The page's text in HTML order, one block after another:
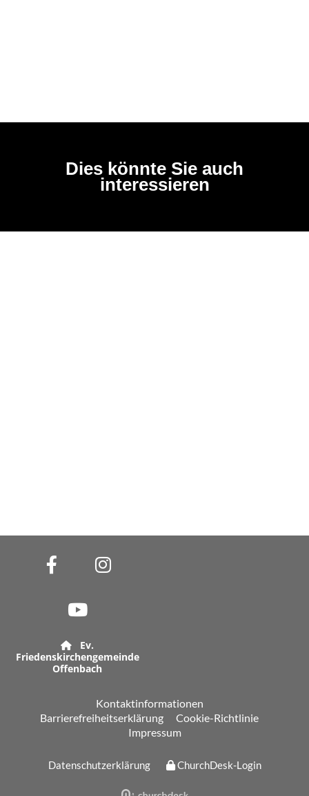
Dies könnte Sie auch
interessieren

Ev.
Friedenskirchengemeinde
Offenbach
Kontaktinformationen
Barrierefreiheitserklärung
Cookie-Richtlinie
Impressum
Datenschutzerklärung ChurchDesk-Login